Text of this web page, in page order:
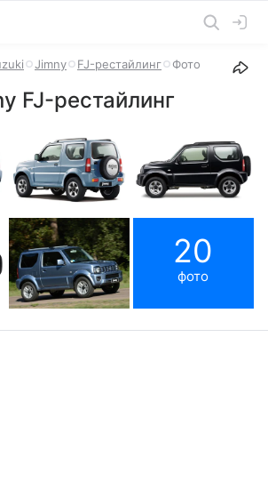
Jimny FJ-рестайлинг Фото
FJ-рестайлинг
20
фото